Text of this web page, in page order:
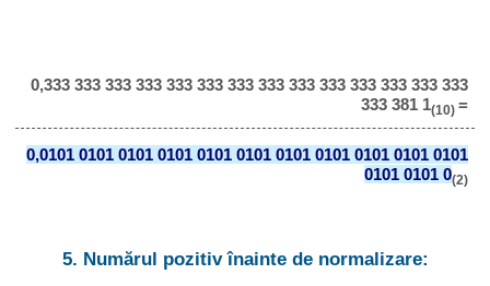
0,333 333 333 333 333 333 333 333 333 333 333 333 333 333
333 381 1(10) =
0,0101 0101 0101 0101 0101 0101 0101 0101 0101 0101 0101
0101 0101 0(2)
5. Numărul pozitiv înainte de normalizare: